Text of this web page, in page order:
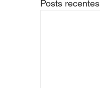
Posts recentes